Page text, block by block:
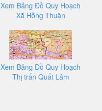
Xem Bảng Đồ Quy Hoạch
Xã Hồng Thuận
Xem Bảng Đồ Quy Hoạch
Thị trấn Quất Lâm